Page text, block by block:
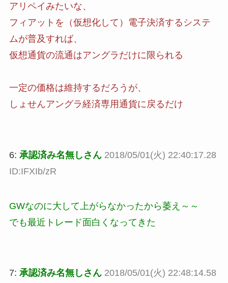
アリペイみたいな、
フィアットを（仮想化して）電子決済するシステ
ムが普及すれば、
仮想通貨の流通はアングラだけに限られる
一定の価格は維持するだろうが、
しょせんアングラ経済専用通貨に戻るだけ
6: 承認済み名無しさん 2018/05/01(火) 22:40:17.28
ID:IFXIb/zR
GWなのに大して上がらなかったから萎え～～
でも最近トレード面白くなってきた
7: 承認済み名無しさん 2018/05/01(火) 22:48:14.58